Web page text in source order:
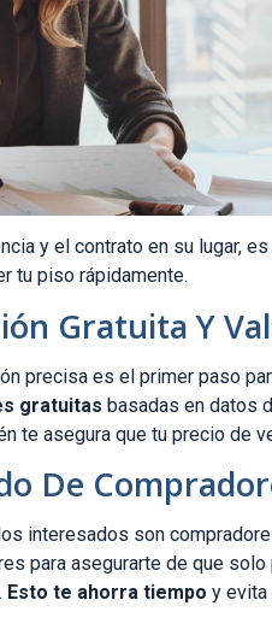
y el contrato en su lugar,
tu piso rápidamente.
Gratuita Y
precisa es el primer paso
gratuitas basadas en datos
te asegura que tu precio de
De
interesados son
para asegurarte de que
Esto te ahorra tiempo y evita